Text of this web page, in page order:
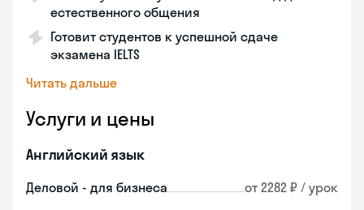
естественного общения
Готовит студентов к успешной сдаче
экзамена IELTS
Читать дальше
Услуги и цены
Английский язык
Деловой - для бизнеса от 2282 ₽ / урок